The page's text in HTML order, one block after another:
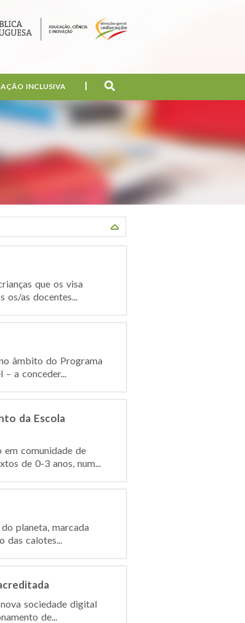
INCLUSIVA
que os visa
os/as docentes...
âmbito do Programa
– a conceder...
da Escola
em comunidade de
de 0-3 anos, num...
planeta, marcada
das calotes...
sociedade digital
de...